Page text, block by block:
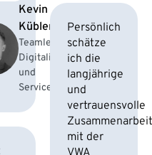
Kevin
Kübler
Teamleiter
Digitalisierung
und
Services
Persönlich
schätze
ich die
langjährige
und
vertrauensvolle
mit der